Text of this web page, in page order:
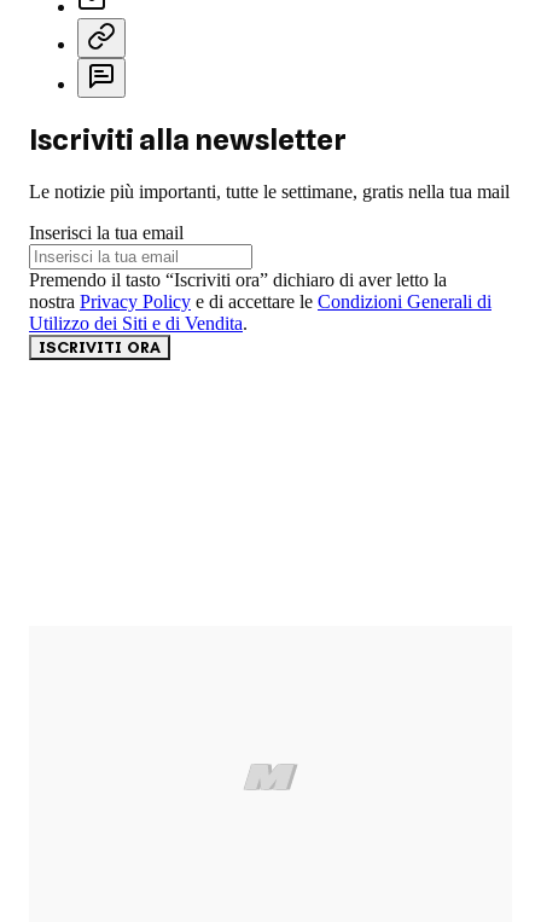
Iscriviti alla newsletter
Le notizie più importanti, tutte le settimane, gratis nella tua mail
Inserisci la tua email
Premendo il tasto “Iscriviti ora” dichiaro di aver letto la
nostra Privacy Policy e di accettare le Condizioni Generali di
Utilizzo dei Siti e di Vendita.
ISCRIVITI ORA